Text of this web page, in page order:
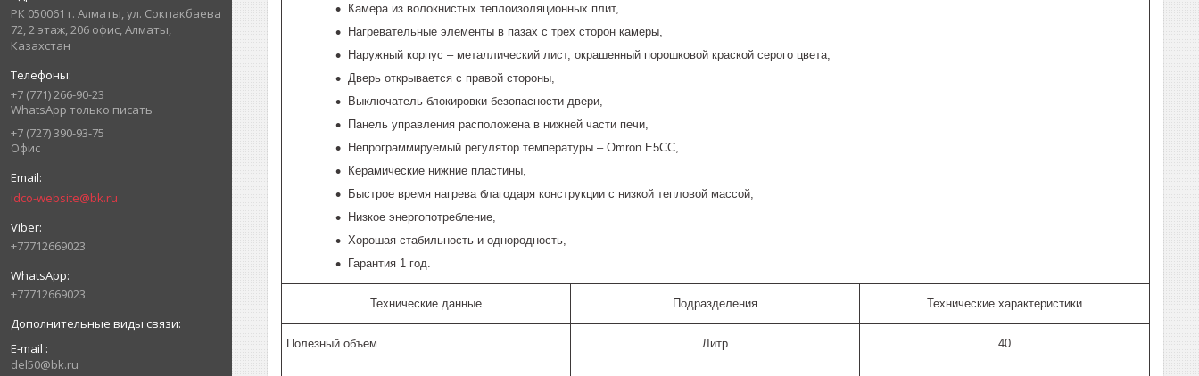
РК 050061 г. Алматы, ул. Сокпакбаева
72, 2 этаж, 206 офис, Алматы,
Казахстан
+7 (771) 266-90-23
WhatsApp только писать
+7 (727) 390-93-75
Офис
idco-website@bk.ru
+77712669023
+77712669023
E-mail
del50@bk.ru
Камера из волокнистых теплоизоляционных плит,
Нагревательные элементы в пазах с трех сторон камеры,
Наружный корпус – металлический лист, окрашенный порошковой краской серого цвета,
Дверь открывается с правой стороны,
Выключатель блокировки безопасности двери,
Панель управления расположена в нижней части печи,
Непрограммируемый регулятор температуры – Omron E5CC,
Керамические нижние пластины,
Быстрое время нагрева благодаря конструкции с низкой тепловой массой,
Низкое энергопотребление,
Хорошая стабильность и однородность,
Гарантия 1 год.
Технические данные Подразделения Технические характеристики
Полезный объем Литр 40